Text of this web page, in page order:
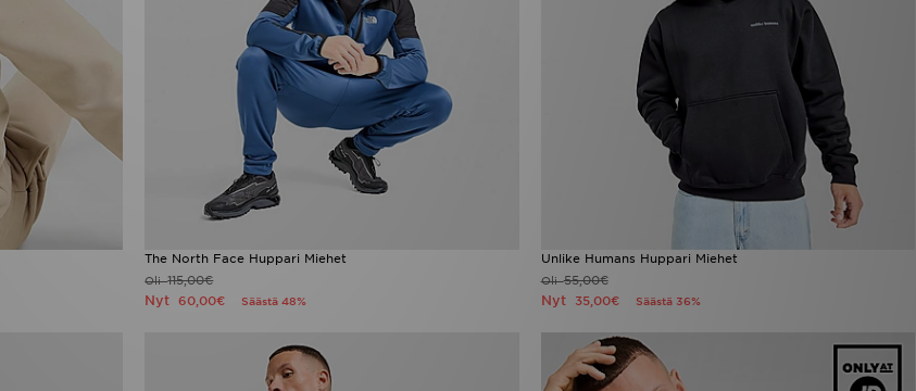
The North Face Huppari Miehet
Oli115,00€
Nyt60,00€ Säästä 48%
Unlike Humans Huppari Miehet
Oli55,00€
Nyt 35,00€ Säästä 36%